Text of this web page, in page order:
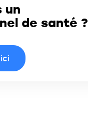
un
de santé ?